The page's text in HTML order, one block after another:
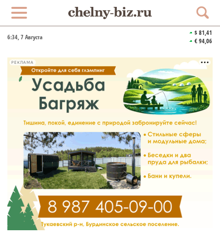
6:34, 7 Августа
$ 81,41
€ 94,06
РЕКЛАМА